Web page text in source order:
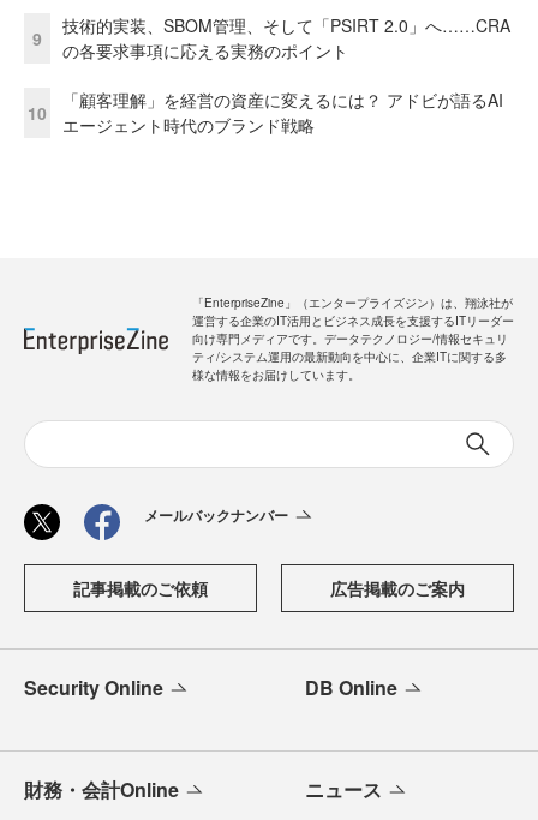
9
技術的実装、SBOM管理、そして「PSIRT 2.0」へ……CRA
の各要求事項に応える実務のポイント
10
「顧客理解」を経営の資産に変えるには？ アドビが語るAI
エージェント時代のブランド戦略
「EnterpriseZine」（エンタープライズジン）は、翔泳社が
運営する企業のIT活用とビジネス成長を支援するITリーダー
向け専門メディアです。データテクノロジー/情報セキュリ
ティ/システム運用の最新動向を中心に、企業ITに関する多
様な情報をお届けしています。
メールバックナンバー
記事掲載のご依頼 広告掲載のご案内
Security Online DB Online
財務・会計Online ニュース